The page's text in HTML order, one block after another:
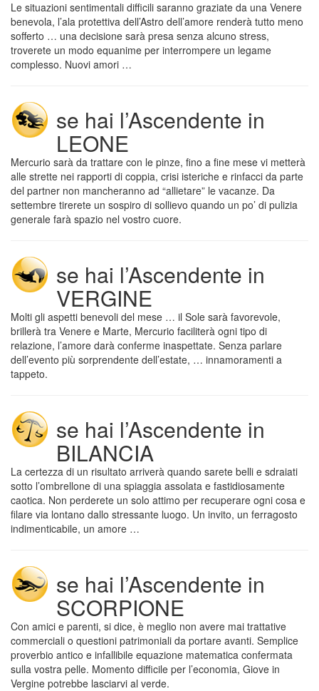
Le situazioni sentimentali difficili saranno graziate da una Venere
benevola, l’ala protettiva dell’Astro dell’amore renderà tutto meno
sofferto … una decisione sarà presa senza alcuno stress,
troverete un modo equanime per interrompere un legame
complesso. Nuovi amori …
se hai l’Ascendente in
LEONE
Mercurio sarà da trattare con le pinze, fino a fine mese vi metterà
alle strette nei rapporti di coppia, crisi isteriche e rinfacci da parte
del partner non mancheranno ad “allietare” le vacanze. Da
settembre tirerete un sospiro di sollievo quando un po’ di pulizia
generale farà spazio nel vostro cuore.
se hai l’Ascendente in
VERGINE
Molti gli aspetti benevoli del mese … il Sole sarà favorevole,
brillerà tra Venere e Marte, Mercurio faciliterà ogni tipo di
relazione, l’amore darà conferme inaspettate. Senza parlare
dell’evento più sorprendente dell’estate, … innamoramenti a
tappeto.
se hai l’Ascendente in
BILANCIA
La certezza di un risultato arriverà quando sarete belli e sdraiati
sotto l’ombrellone di una spiaggia assolata e fastidiosamente
caotica. Non perderete un solo attimo per recuperare ogni cosa e
filare via lontano dallo stressante luogo. Un invito, un ferragosto
indimenticabile, un amore …
se hai l’Ascendente in
SCORPIONE
Con amici e parenti, si dice, è meglio non avere mai trattative
commerciali o questioni patrimoniali da portare avanti. Semplice
proverbio antico e infallibile equazione matematica confermata
sulla vostra pelle. Momento difficile per l’economia, Giove in
Vergine potrebbe lasciarvi al verde.